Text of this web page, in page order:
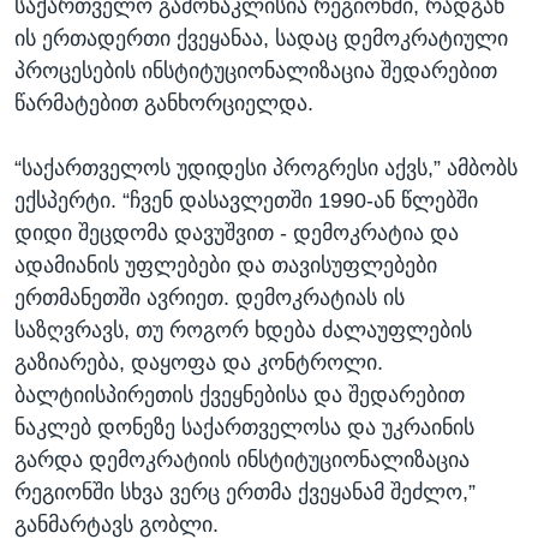
საქართველო გამონაკლისია რეგიონში, რადგან
ის ერთადერთი ქვეყანაა, სადაც დემოკრატიული
პროცესების ინსტიტუციონალიზაცია შედარებით
წარმატებით განხორციელდა.
“საქართველოს უდიდესი პროგრესი აქვს,” ამბობს
ექსპერტი. “ჩვენ დასავლეთში 1990-ან წლებში
დიდი შეცდომა დავუშვით - დემოკრატია და
ადამიანის უფლებები და თავისუფლებები
ერთმანეთში ავრიეთ. დემოკრატიას ის
საზღვრავს, თუ როგორ ხდება ძალაუფლების
გაზიარება, დაყოფა და კონტროლი.
ბალტიისპირეთის ქვეყნებისა და შედარებით
ნაკლებ დონეზე საქართველოსა და უკრაინის
გარდა დემოკრატიის ინსტიტუციონალიზაცია
რეგიონში სხვა ვერც ერთმა ქვეყანამ შეძლო,”
განმარტავს გობლი.